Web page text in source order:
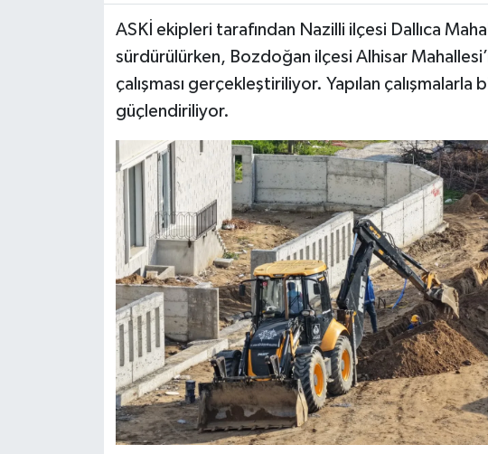
ASKİ ekipleri tarafından Nazilli ilçesi Dallıca
sürdürülürken, Bozdoğan ilçesi Alhisar
çalışması gerçekleştiriliyor. Yapılan çalışmalarla
güçlendiriliyor.
ÖZEL HABER
ŞİRKET HABERLERİ
TEKNOLOJİ